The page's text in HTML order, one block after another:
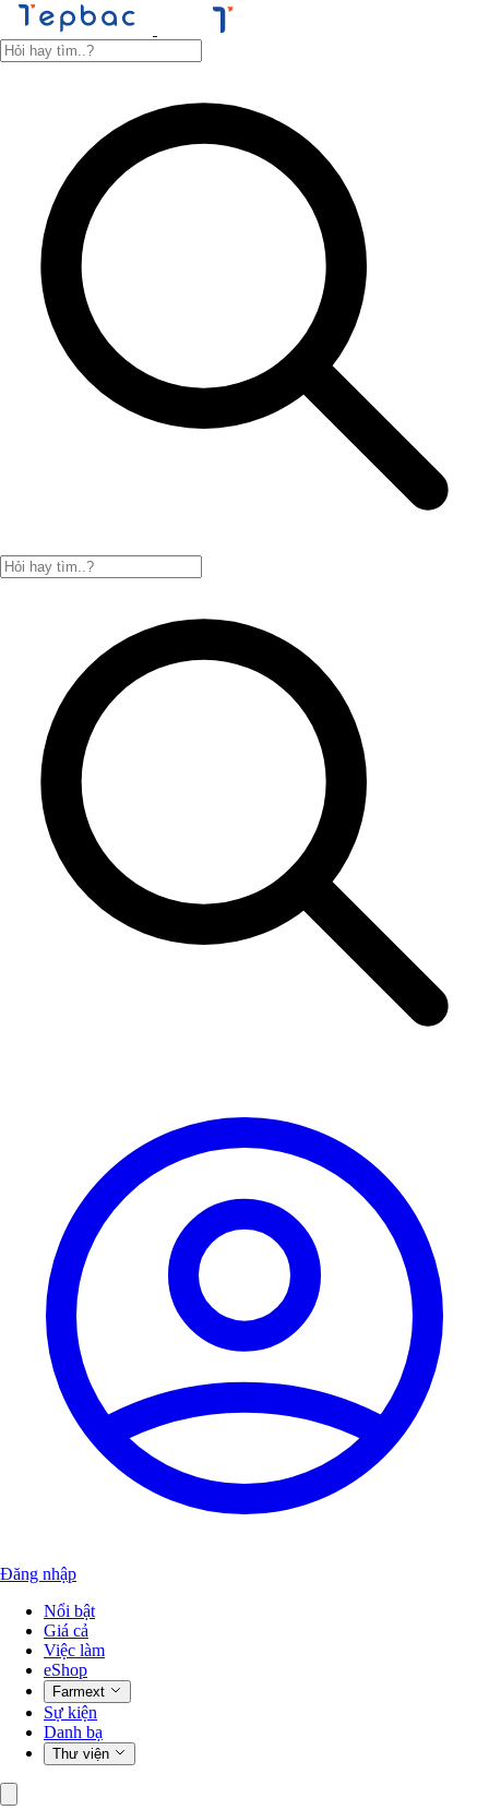
Đăng nhập
Nổi bật
Giá cả
Việc làm
eShop
Farmext
Sự kiện
Danh bạ
Thư viện